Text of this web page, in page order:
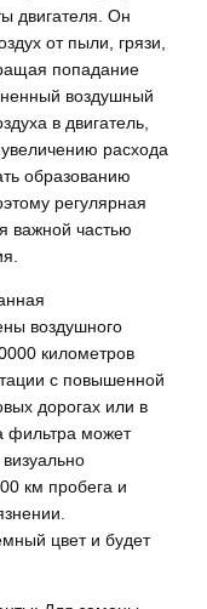
двигателя. Он
от пыли, грязи,
попадание
воздушный
в двигатель,
расхода
образованию
регулярная
важной частью
воздушного
километров
с повышенной
дорогах или в
фильтра может
км пробега и
цвет и будет